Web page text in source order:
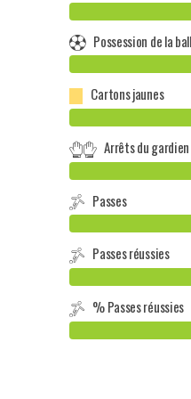
Possession de la
Cartons jaunes
Arrêts du gardien
Passes
Passes réussies
% Passes réussies